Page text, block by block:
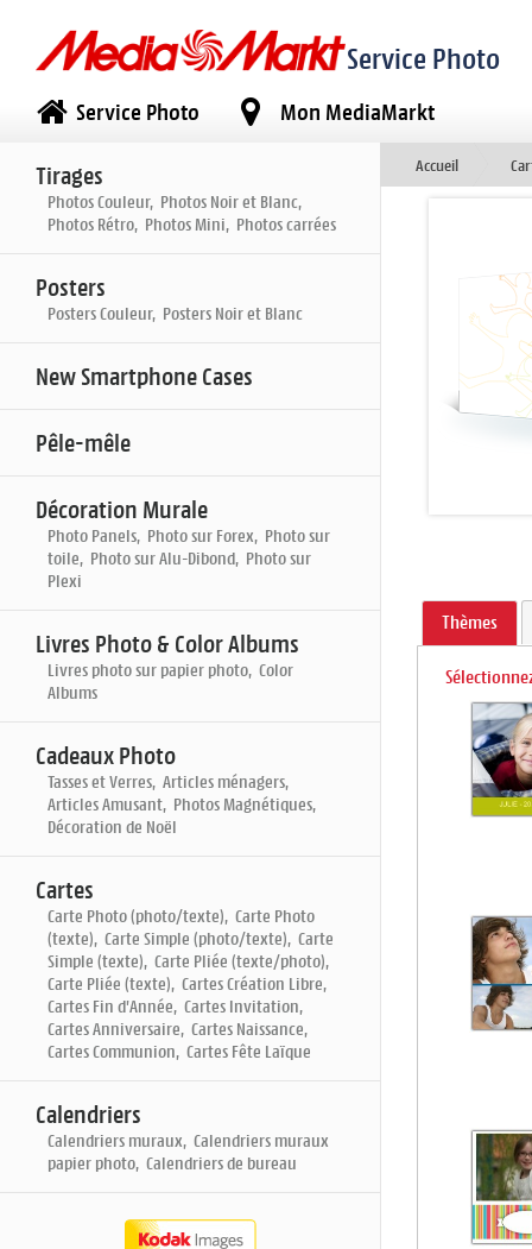
Service Photo
Service Photo Mon MediaMarkt
Tirages
Photos Couleur, Photos Noir et Blanc,
Photos Rétro, Photos Mini, Photos carrées
Posters
Posters Couleur, Posters Noir et Blanc
New Smartphone Cases
Pêle-mêle
Décoration Murale
Photo Panels, Photo sur Forex, Photo sur
toile, Photo sur Alu-Dibond, Photo sur
Plexi
Livres Photo & Color Albums
Livres photo sur papier photo, Color
Albums
Cadeaux Photo
Tasses et Verres, Articles ménagers,
Articles Amusant, Photos Magnétiques,
Décoration de Noël
Cartes
Carte Photo (photo/texte), Carte Photo
(texte), Carte Simple (photo/texte), Carte
Simple (texte), Carte Pliée (texte/photo),
Carte Pliée (texte), Cartes Création Libre,
Cartes Fin d'Année, Cartes Invitation,
Cartes Anniversaire, Cartes Naissance,
Cartes Communion, Cartes Fête Laïque
Calendriers
Calendriers muraux, Calendriers muraux
papier photo, Calendriers de bureau
Accueil
Thèmes